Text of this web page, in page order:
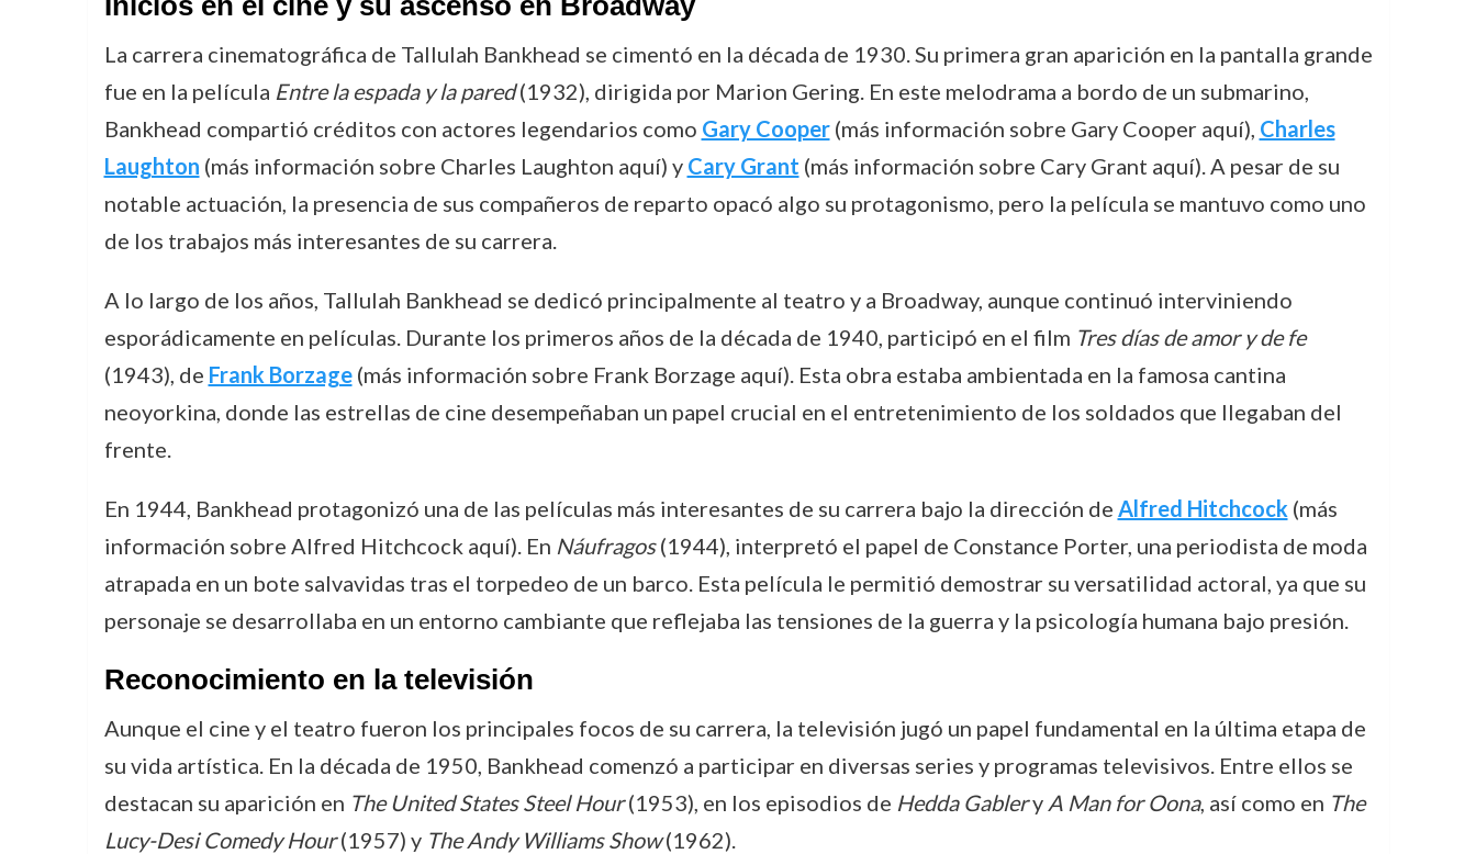
La carrera cinematográfica de Tallulah Bankhead se cimentó en la década de 1930. Su primera gran aparición en la pantalla grande
fue en la película Entre la espada y la pared(1932), dirigida por Marion Gering. En este melodrama a bordo de un submarino,
Bankhead compartió créditos con actores legendarios como Gary Cooper(más información sobre Gary Cooper aquí), Charles
Laughton (más información sobre Charles Laughton aquí) y Cary Grant (más información sobre Cary Grant aquí). A pesar de su
notable actuación, la presencia de sus compañeros de reparto opacó algo su protagonismo, pero la película se mantuvo como uno
de los trabajos más interesantes de su carrera.
A lo largo de los años, Tallulah Bankhead se dedicó principalmente al teatro y a Broadway, aunque continuó interviniendo
esporádicamente en películas. Durante los primeros años de la década de 1940, participó en el film Tres días de amor y de fe
(1943), de Frank Borzage(más información sobre Frank Borzage aquí). Esta obra estaba ambientada en la famosa cantina
neoyorkina, donde las estrellas de cine desempeñaban un papel crucial en el entretenimiento de los soldados que llegaban del
frente.
En 1944, Bankhead protagonizó una de las películas más interesantes de su carrera bajo la dirección de Alfred Hitchcock (más
información sobre Alfred Hitchcock aquí). En Náufragos(1944), interpretó el papel de Constance Porter, una periodista de moda
atrapada en un bote salvavidas tras el torpedeo de un barco. Esta película le permitió demostrar su versatilidad actoral, ya que su
personaje se desarrollaba en un entorno cambiante que reflejaba las tensiones de la guerra y la psicología humana bajo presión.
Reconocimiento en la televisión
Aunque el cine y el teatro fueron los principales focos de su carrera, la televisión jugó un papel fundamental en la última etapa de
su vida artística. En la década de 1950, Bankhead comenzó a participar en diversas series y programas televisivos. Entre ellos se
destacan su aparición en The United States Steel Hour(1953), en los episodios de Hedda Gablery A Man for Oona, así como en The
Lucy-Desi Comedy Hour(1957) y The Andy Williams Show(1962).